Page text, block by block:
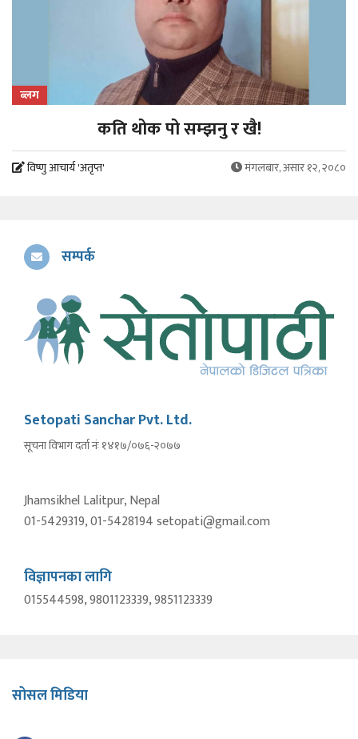
ब्लग
कति थोक पो सम्झनु र खै!
विष्णु आचार्य 'अतृप्त' मंगलबार, असार १२, २०८०
सम्पर्क
Setopati Sanchar Pvt. Ltd.
सूचना विभाग दर्ता नंः १४१७/०७६-२०७७
Jhamsikhel Lalitpur, Nepal
01-5429319, 01-5428194 setopati@gmail.com
विज्ञापनका लागि
015544598, 9801123339, 9851123339
सोसल मिडिया